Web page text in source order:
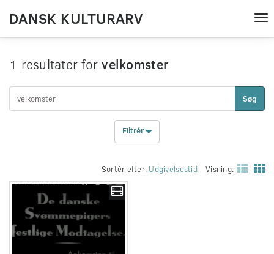
DANSK KULTURARV
1 resultater forvelkomster
Søg
Filtrér
Sortér efter: Udgivelsestid Visning: